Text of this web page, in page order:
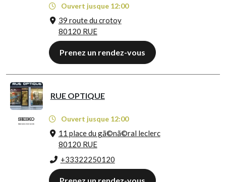
Ouvert jusque 12:00
39 route du crotoy
80120 RUE
Prenez un rendez-vous
RUE OPTIQUE
Ouvert jusque 12:00
11 place du gã©nã©ral leclerc
80120 RUE
+33322250120